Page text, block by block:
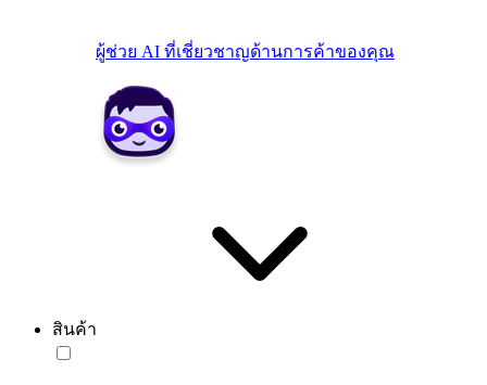
ผู้ช่วย AI ที่เชี่ยวชาญด้านการค้าของคุณ
สินค้า